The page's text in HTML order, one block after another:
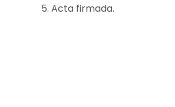
Acta firmada.